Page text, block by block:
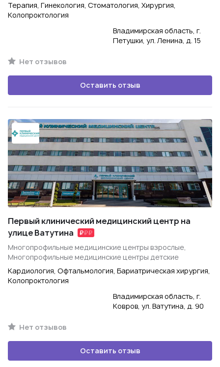
Терапия, Гинекология, Стоматология, Хирургия,
Колопроктология
Владимирская область, г.
Петушки, ул. Ленина, д. 15
Нет отзывов
Оставить отзыв
Первый клинический медицинский центр на
улице Ватутина
Многопрофильные медицинские центры взрослые,
Многопрофильные медицинские центры детские
Кардиология, Офтальмология, Бариатрическая хирургия,
Колопроктология
Владимирская область, г.
Ковров, ул. Ватутина, д. 90
Нет отзывов
Оставить отзыв